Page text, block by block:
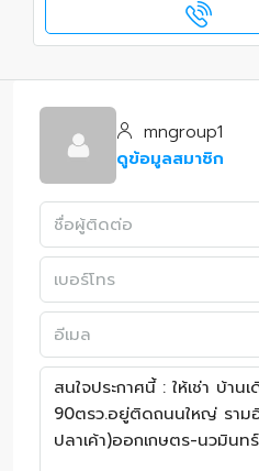
mngroup1
ดูข้อมูลสมาชิก